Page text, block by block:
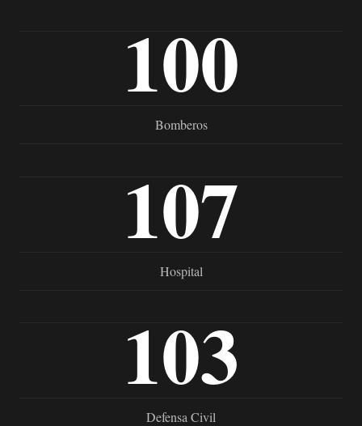
100
Bomberos
107
Hospital
103
Defensa Civil